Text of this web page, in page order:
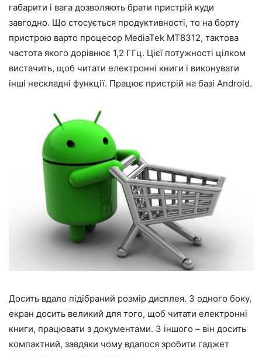
габарити і вага дозволяють брати пристрій куди
завгодно. Що стосується продуктивності, то на борту
пристрою варто процесор MediaTek MT8312, тактова
частота якого дорівнює 1,2 ГГц. Цієї потужності цілком
вистачить, щоб читати електронні книги і виконувати
інші нескладні функції. Працює пристрій на базі Android.
Досить вдало підібраний розмір дисплея. З одного боку,
екран досить великий для того, щоб читати електронні
книги, працювати з документами. З іншого – він досить
компактний, завдяки чому вдалося зробити гаджет